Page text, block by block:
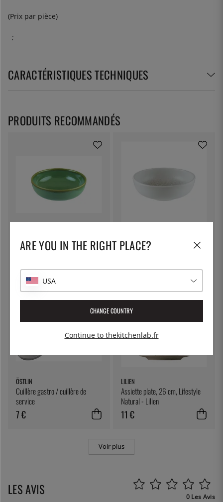
(Prix par pièce)
;
CARACTÉRISTIQUES TECHNIQUES
Bol Hygge D14cm, Sage - Bonna
11 €
Bol Hygge D14cm, Lunar -
Bonna
11 €
ÖSTLIN
Cuillère gastro / cuillère de
service
7 €
LILIEN
Assiette plate, 26 cm, Lifestyle
Natural - Lilien
11 €
Voir plus
PRODUITS RECOMMANDÉS
LES AVIS 0 Les Avis
ARE YOU IN THE RIGHT PLACE?
USA
CHANGE COUNTRY
Continue to thekitchenlab.fr